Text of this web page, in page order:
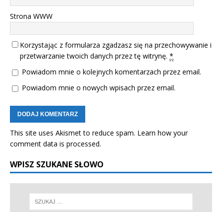
Strona WWW
Korzystając z formularza zgadzasz się na przechowywanie i
przetwarzanie twoich danych przez tę witrynę. *
Powiadom mnie o kolejnych komentarzach przez email.
Powiadom mnie o nowych wpisach przez email.
This site uses Akismet to reduce spam. Learn how your
comment data is processed.
WPISZ SZUKANE SŁOWO